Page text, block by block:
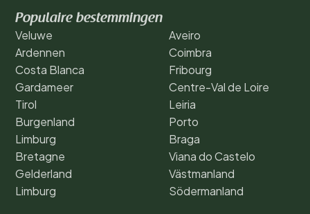
Populaire bestemmingen
Veluwe
Ardennen
Costa Blanca
Gardameer
Tirol
Burgenland
Limburg
Bretagne
Gelderland
Limburg
Aveiro
Coimbra
Fribourg
Centre-Val de Loire
Leiria
Porto
Braga
Viana do Castelo
Västmanland
Södermanland